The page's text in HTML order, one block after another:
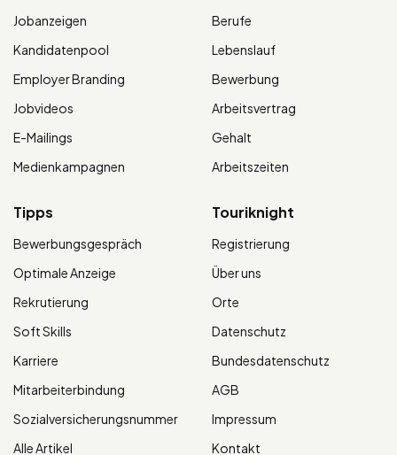
Jobanzeigen
Kandidatenpool
Employer Branding
Jobvideos
E-Mailings
Medienkampagnen
Berufe
Lebenslauf
Bewerbung
Arbeitsvertrag
Gehalt
Arbeitszeiten
Tipps
Bewerbungsgespräch
Optimale Anzeige
Rekrutierung
Soft Skills
Karriere
Mitarbeiterbindung
Sozialversicherungsnummer
Alle Artikel
Touriknight
Registrierung
Über uns
Orte
Datenschutz
Bundesdatenschutz
AGB
Impressum
Kontakt